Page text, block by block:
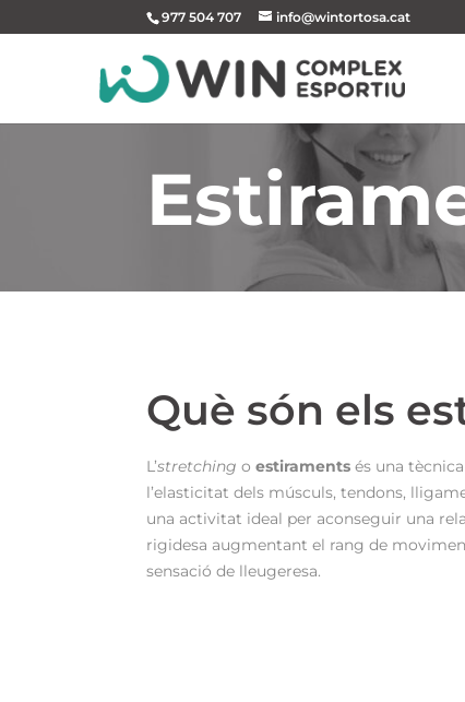
977 504 707 info@wintortosa.cat
Què són els
L’stretching oestiraments és una
l’elasticitat dels músculs, tendons,
una activitat ideal per aconseguir una
rigidesa augmentant el rang de
sensació de lleugeresa.